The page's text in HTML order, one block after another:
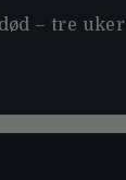
– tre uker